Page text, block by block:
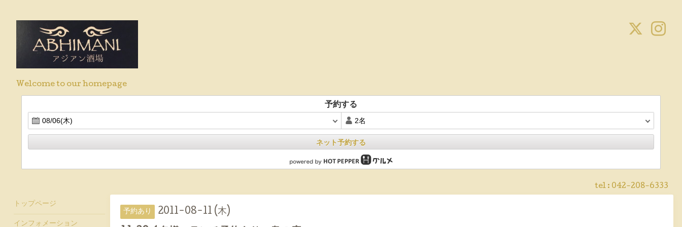
Welcome to our homepage
tel : 042-208-6333
予約する
ネット予約する
予約あり 2011-08-11 (木)
トップページ
インフォメーション